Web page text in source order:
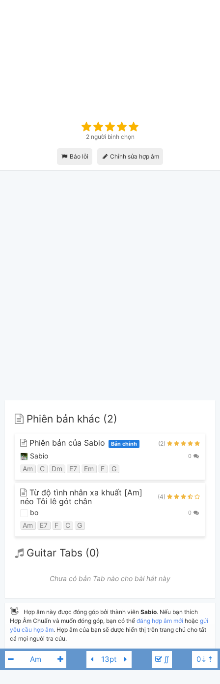
∬
2 người bình chọn
Báo lỗi Chỉnh sửa hợp âm
Phiên bản khác (2)
Phiên bản của Sabio Bản chính (2)
Sabio 0
Am C Dm E7 Em F G
Từ độ tình nhân xa khuất [Am]
nẻo Tôi lê gót chân
(4)
bo 0
Am E7 F C G
Guitar Tabs (0)
Chưa có bản Tab nào cho bài hát này
👋 Hợp âm này được đóng góp bởi thành viên Sabio. Nếu bạn thích
Hợp Âm Chuẩn và muốn đóng góp, bạn có thể đăng hợp âm mới hoặc gửi
yêu cầu hợp âm. Hợp âm của bạn sẽ được hiển thị trên trang chủ cho tất
cả mọi người tra cứu.
Nếu bạn thấy hợp âm có sai sót, bạn có thể bình luận ở bên dưới hoặc gửi
góp ý bằng nút
Báo lỗi
. Ngoài ra bạn cũng có thể chỉnh sửa hợp âm bài
hát có sẵn và lưu thành phiên bản cá nhân bằng cách nhấn nútChỉnh